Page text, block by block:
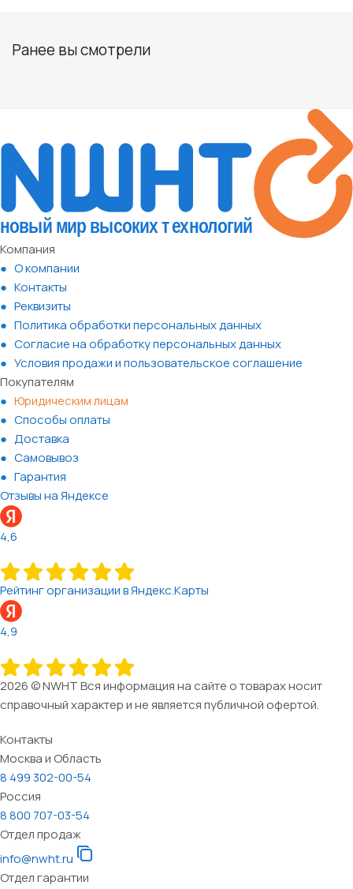
Ранее вы смотрели
Компания
О компании
Контакты
Реквизиты
Политика обработки персональных данных
Согласие на обработку персональных данных
Условия продажи и пользовательское соглашение
Покупателям
Юридическим лицам
Способы оплаты
Доставка
Самовывоз
Гарантия
Отзывы на Яндексе
4,6
Рейтинг организации в Яндекс.Карты
4,9
2026 © NWHT Вся информация на сайте о товарах носит
справочный характер и не является публичной офертой.
Контакты
Москва и Область
8 499 302-00-54
Россия
8 800 707-03-54
Отдел продаж
info@nwht.ru
Отдел гарантии